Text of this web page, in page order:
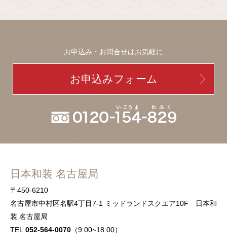
お申込み・お問合せはお気軽に
お申込みフォーム
日本和装 名古屋局
〒450-6210
名古屋市中村区名駅4丁目7-1 ミッドランドスクエア10F 日本和
装 名古屋局
TEL. 052-564-0070 （9:00~18:00）